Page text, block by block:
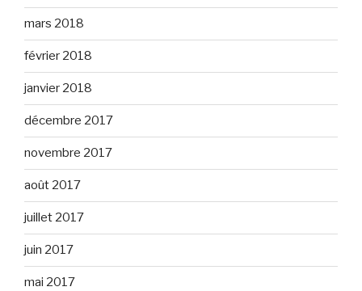
mars 2018
février 2018
janvier 2018
décembre 2017
novembre 2017
août 2017
juillet 2017
juin 2017
mai 2017